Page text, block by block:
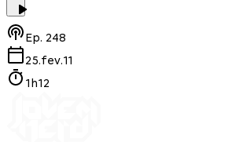
Ep. 248
25.fev.11
1h12